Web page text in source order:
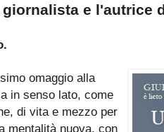
e l'autrice
omaggio alla
in senso lato, come
di vita e mezzo per
mentalità nuova, con